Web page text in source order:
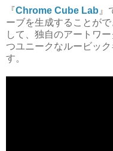
『 Chrome Cube Lab』
ーブを生成することが
して、独自のアートワ
つユニークなルービッ
す。